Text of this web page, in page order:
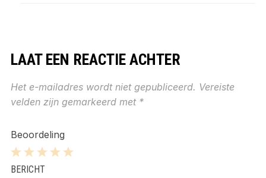
LAAT EEN REACTIE ACHTER
Het e-mailadres wordt niet gepubliceerd. Vereiste
velden zijn gemarkeerd met *
Beoordeling
3
2
1
BERICHT